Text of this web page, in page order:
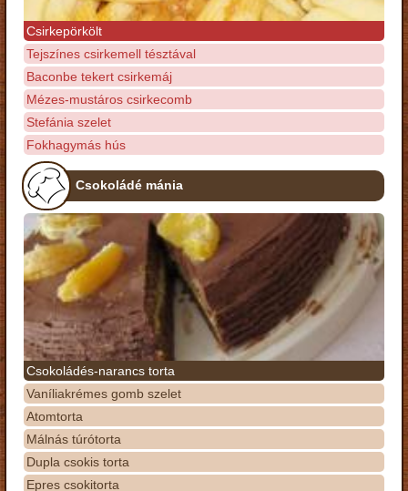
Csirkepörkölt
Tejszínes csirkemell tésztával
Baconbe tekert csirkemáj
Mézes-mustáros csirkecomb
Stefánia szelet
Fokhagymás hús
Csokoládé mánia
Csokoládés-narancs torta
Vaníliakrémes gomb szelet
Atomtorta
Málnás túrótorta
Dupla csokis torta
Epres csokitorta